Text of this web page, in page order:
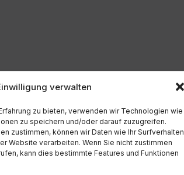
verwalten
zu bieten, verwenden wir Technologien wie
zu speichern und/oder darauf zuzugreifen.
zustimmen, können wir Daten wie Ihr Surfverhalten
Website verarbeiten. Wenn Sie nicht zustimmen
kann dies bestimmte Features und Funktionen